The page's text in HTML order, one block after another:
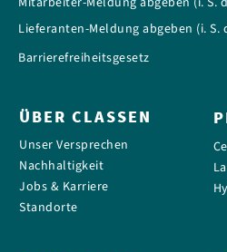
Lieferanten-Meldung abgeben (i. S.
Barrierefreiheitsgesetz
ÜBER CLASSEN
Unser Versprechen
Nachhaltigkeit
Jobs & Karriere
Standorte